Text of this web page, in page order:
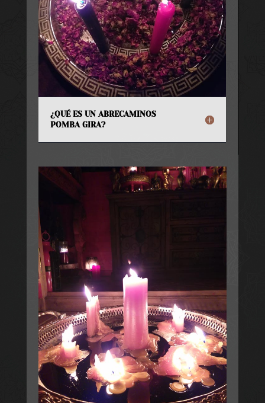
¿QUÉ ES UN ABRECAMINOS
POMBA GIRA?